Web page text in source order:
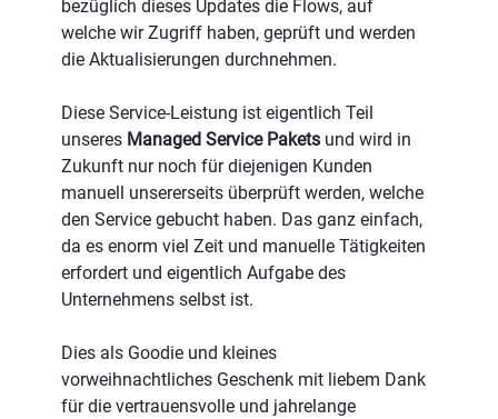
bezüglich dieses Updates die Flows, auf
welche wir Zugriff haben, geprüft und werden
die Aktualisierungen durchnehmen.
Diese Service-Leistung ist eigentlich Teil
unseres Managed Service Pakets und wird in
Zukunft nur noch für diejenigen Kunden
manuell unsererseits überprüft werden, welche
den Service gebucht haben. Das ganz einfach,
da es enorm viel Zeit und manuelle Tätigkeiten
erfordert und eigentlich Aufgabe des
Unternehmens selbst ist.
Dies als Goodie und kleines
vorweihnachtliches Geschenk mit liebem Dank
für die vertrauensvolle und jahrelange